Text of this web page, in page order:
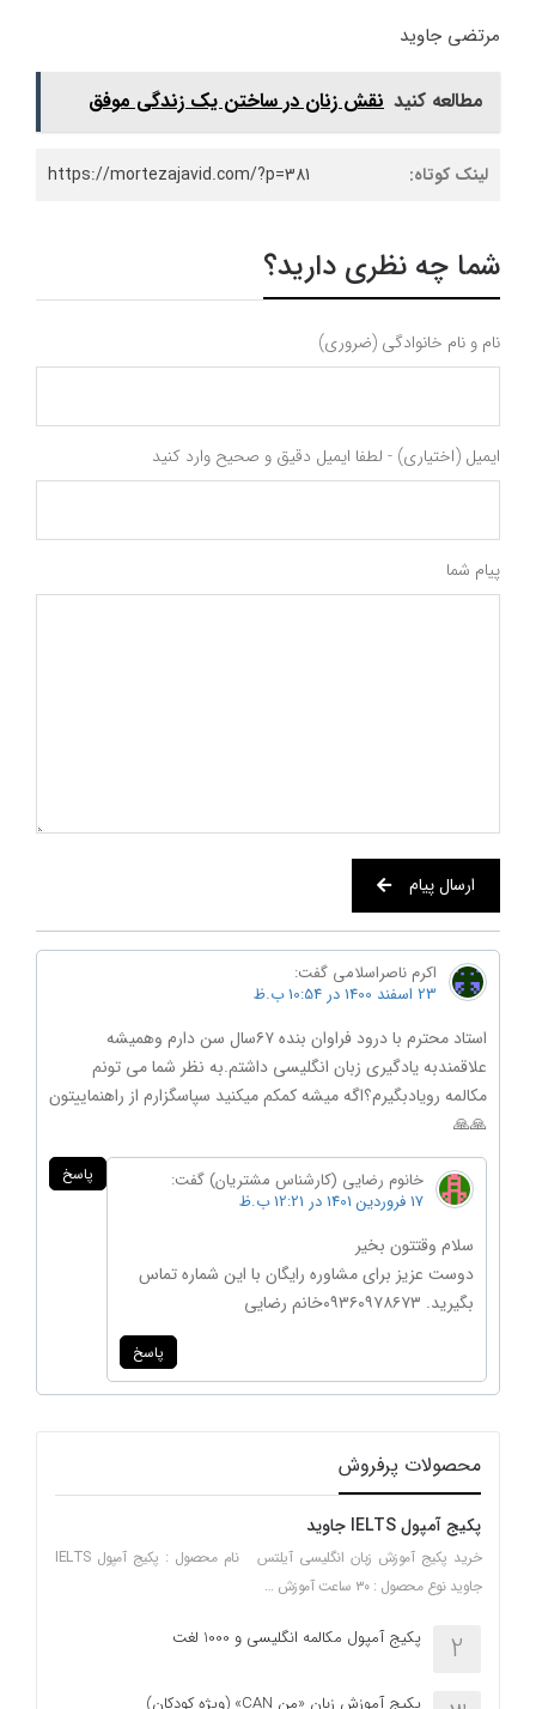
مرتضی جاوید
مطالعه کنید نقش زنان در ساختن یک زندگی موفق
لینک کوتاه: https://mortezajavid.com/?p=381
شما چه نظری دارید؟
نام و نام خانوادگی (ضروری)
ایمیل (اختیاری) - لطفا ایمیل دقیق و صحیح وارد کنید
پیام شما
ارسال پیام
اکرم ناصراسلامی گفت:
23 اسفند 1400 در 10:54 ب.ظ
استاد محترم با درود فراوان بنده ۶۷سال سن دارم وهمیشه
علاقمندبه یادگیری زبان انگلیسی داشتم.به نظر شما می تونم
مکالمه رویادبگیرم؟اگه میشه کمکم میکنید سپاسگزارم از راهنماییتون
🙏🙏
پاسخ خانوم رضایی (کارشناس مشتریان) گفت:
17 فروردین 1401 در 12:21 ب.ظ
سلام وقتتون بخیر
دوست عزیز برای مشاوره رایگان با این شماره تماس
بگیرید. ۰۹۳۶۰۹۷۸۶۷۳خانم رضایی
پاسخ
محصولات پرفروش
پکیج آمپول IELTS جاوید
خرید پکیج آموزش زبان انگلیسی آیلتس نام محصول : پکیج آمپول IELTS
جاوید نوع محصول : ۳۰ ساعت آموزش …
2 پکیج آمپول مکالمه انگلیسی و 1000 لغت
پکیج آموزش زبان «من CAN» (ویژه کودکان)